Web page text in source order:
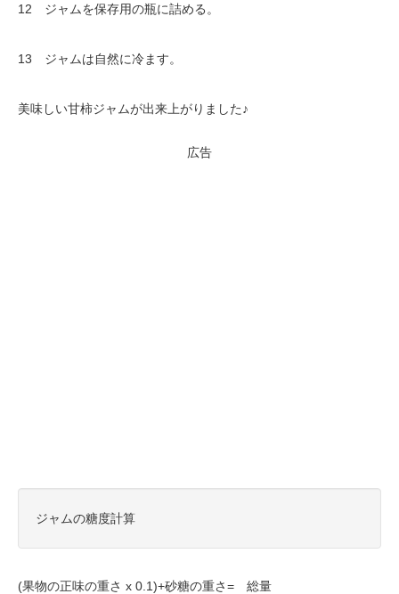
12 ジャムを保存用の瓶に詰める。
13 ジャムは自然に冷ます。
美味しい甘柿ジャムが出来上がりました♪
広告
ジャムの糖度計算
(果物の正味の重さ x 0.1)+砂糖の重さ= 総量